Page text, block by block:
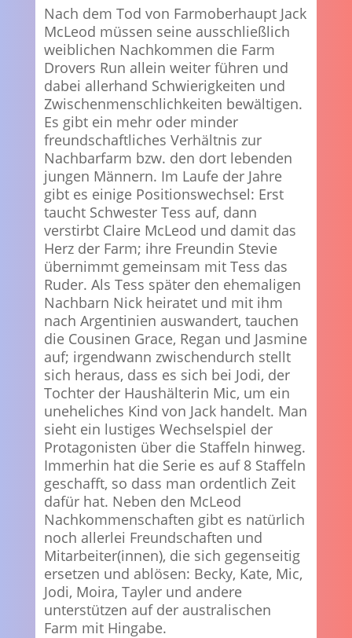
Nach dem Tod von Farmoberhaupt Jack
McLeod müssen seine ausschließlich
weiblichen Nachkommen die Farm
Drovers Run allein weiter führen und
dabei allerhand Schwierigkeiten und
Zwischenmenschlichkeiten bewältigen.
Es gibt ein mehr oder minder
freundschaftliches Verhältnis zur
Nachbarfarm bzw. den dort lebenden
jungen Männern. Im Laufe der Jahre
gibt es einige Positionswechsel: Erst
taucht Schwester Tess auf, dann
verstirbt Claire McLeod und damit das
Herz der Farm; ihre Freundin Stevie
übernimmt gemeinsam mit Tess das
Ruder. Als Tess später den ehemaligen
Nachbarn Nick heiratet und mit ihm
nach Argentinien auswandert, tauchen
die Cousinen Grace, Regan und Jasmine
auf; irgendwann zwischendurch stellt
sich heraus, dass es sich bei Jodi, der
Tochter der Haushälterin Mic, um ein
uneheliches Kind von Jack handelt. Man
sieht ein lustiges Wechselspiel der
Protagonisten über die Staffeln hinweg.
Immerhin hat die Serie es auf 8 Staffeln
geschafft, so dass man ordentlich Zeit
dafür hat. Neben den McLeod
Nachkommenschaften gibt es natürlich
noch allerlei Freundschaften und
Mitarbeiter(innen), die sich gegenseitig
ersetzen und ablösen: Becky, Kate, Mic,
Jodi, Moira, Tayler und andere
unterstützen auf der australischen
Farm mit Hingabe.